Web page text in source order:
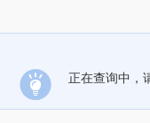
正在查询中，